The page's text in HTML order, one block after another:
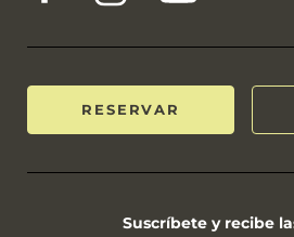
RESERVAR
Suscríbete y recibe